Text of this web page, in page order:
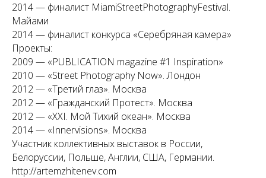
2014 — финалист MiamiStreetPhotographyFestival.
Майами
2014 — финалист конкурса «Серебряная камера»
Проекты:
2009 — «PUBLICATION magazine #1 Inspiration»
2010 — «Street Photography Now». Лондон
2012 — «Третий глаз». Москва
2012 — «Гражданский Протест». Москва
2012 — «XXI. Мой Тихий океан». Москва
2014 — «Innervisions». Москва
Участник коллективных выставок в России,
Белоруссии, Польше, Англии, США, Германии.
http://artemzhitenev.com